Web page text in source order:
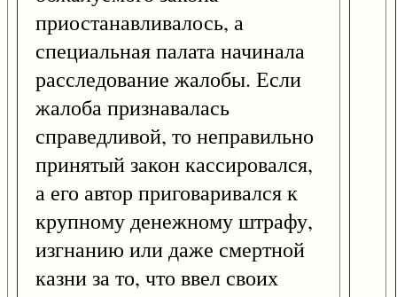
приостанавливалось, а
специальная палата начинала
расследование жалобы. Если
жалоба признавалась
справедливой, то неправильно
принятый закон кассировался,
а его автор приговаривался к
крупному денежному штрафу,
изгнанию или даже смертной
казни за то, что ввел своих